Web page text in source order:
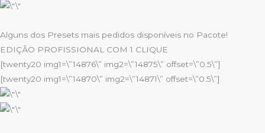
Alguns dos Presets mais pedidos disponíveis no Pacote!
EDIÇÃO PROFISSIONAL COM 1 CLIQUE
[twenty20 img1=\”14876\” img2=\”14875\” offset=\”0.5\”]
[twenty20 img1=\”14870\” img2=\”14871\” offset=\”0.5\”]